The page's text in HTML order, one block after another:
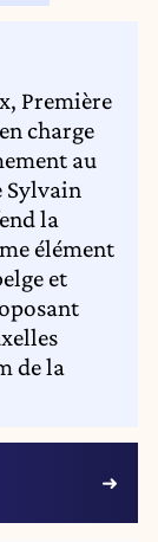
Première
charge
au
Sylvain
la
élément
et
de la